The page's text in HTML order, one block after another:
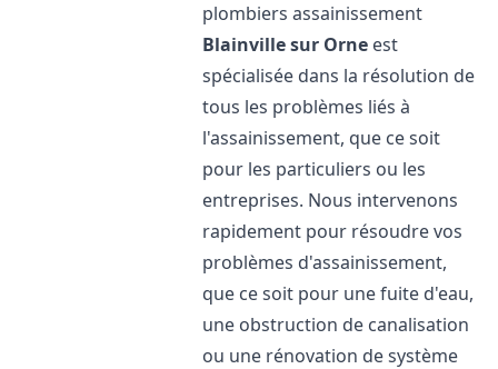
plombiers assainissement
Blainville sur Orne est
spécialisée dans la résolution de
tous les problèmes liés à
l'assainissement, que ce soit
pour les particuliers ou les
entreprises. Nous intervenons
rapidement pour résoudre vos
problèmes d'assainissement,
que ce soit pour une fuite d'eau,
une obstruction de canalisation
ou une rénovation de système